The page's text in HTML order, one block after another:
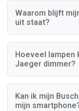
Waarom blijft
uit staat?
Hoeveel lampen
Jaeger dimmer?
Kan ik mijn
mijn